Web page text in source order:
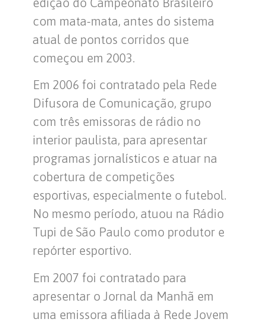
com mata-mata, antes do sistema
atual de pontos corridos que
começou em 2003.
Em 2006 foi contratado pela Rede
Difusora de Comunicação, grupo
com três emissoras de rádio no
interior paulista, para apresentar
programas jornalísticos e atuar na
cobertura de competições
esportivas, especialmente o futebol.
No mesmo período, atuou na Rádio
Tupi de São Paulo como produtor e
repórter esportivo.
Em 2007 foi contratado para
apresentar o Jornal da Manhã em
uma emissora afiliada à Rede Jovem